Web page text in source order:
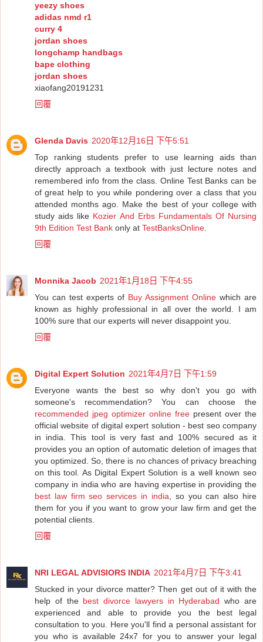
yeezy shoes
adidas nmd r1
curry 4
jordan shoes
longchamp handbags
bape clothing
jordan shoes
xiaofang20191231
回覆
Glenda Davis 2020年12月16日 下午5:51
Top ranking students prefer to use learning aids than
directly approach a textbook with just lecture notes and
remembered info from the class. Online Test Banks can be
of great help to you while pondering over a class that you
attended months ago. Make the best of your college with
study aids like Kozier And Erbs Fundamentals Of Nursing
9th Edition Test Bank only at TestBanksOnline
回覆
Monnika Jacob 2021年1月18日 下午4:55
You can test experts of Buy Assignment Online which are
known as highly professional in all over the world. I am
100% sure that our experts will never disappoint you.
回覆
Digital Expert Solution 2021年4月7日 下午1:59
Everyone wants the best so why don't you go with
someone's recommendation? You can choose the
recommended jpeg optimizer online free present over the
official website of digital expert solution - best seo company
in india. This tool is very fast and 100% secured as it
provides you an option of automatic deletion of images that
you optimized. So, there is no chances of privacy breaching
on this tool. As Digital Expert Solution is a well known seo
company in india who are having expertise in providing the
best law firm seo services in india , so you can also hire
them for you if you want to grow your law firm and get the
potential clients.
回覆
NRI LEGAL ADVISIORS INDIA 2021年4月7日 下午3:41
Stucked in your divorce matter? Then get out of it with the
help of the best divorce lawyers in Hyderabad who are
experienced and able to provide you the best legal
consultation to you. Here you'll find a personal assistant for
you who is available 24x7 for you to answer your legal